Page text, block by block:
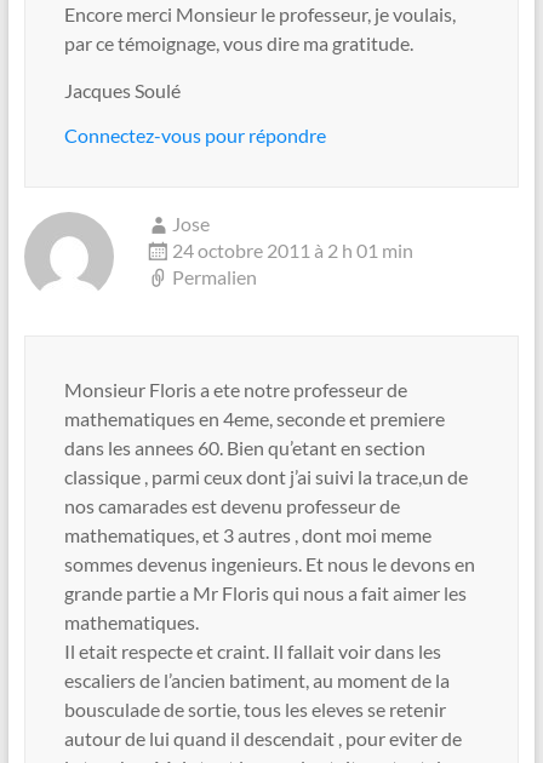
Encore merci Monsieur le professeur, je voulais,
par ce témoignage, vous dire ma gratitude.
Jacques Soulé
Connectez-vous pour répondre
Jose
24 octobre 2011 à 2 h 01 min
Permalien
Monsieur Floris a ete notre professeur de
mathematiques en 4eme, seconde et premiere
dans les annees 60. Bien qu’etant en section
classique , parmi ceux dont j’ai suivi la trace,un de
nos camarades est devenu professeur de
mathematiques, et 3 autres , dont moi meme
sommes devenus ingenieurs. Et nous le devons en
grande partie a Mr Floris qui nous a fait aimer les
mathematiques.
Il etait respecte et craint. Il fallait voir dans les
escaliers de l’ancien batiment, au moment de la
bousculade de sortie, tous les eleves se retenir
autour de lui quand il descendait , pour eviter de